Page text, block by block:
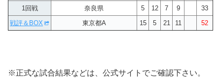
1回戦
奈良県 5 12 7 9
33
戦評＆BOX
東京都A 15 5 21 11 52
※正式な試合結果などは、公式サイトでご確認下さい。